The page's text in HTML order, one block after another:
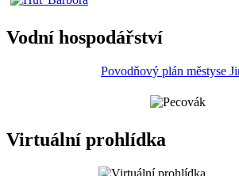
Vodní hospodářství
Povodňový plán městyse
Virtuální prohlídka